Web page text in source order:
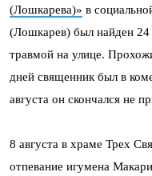
(Лошкарева)» в
(Лошкарев) был найден 24
травмой на улице.
дней священник был в
августа он скончался не
8 августа в храме Трех
отпевание игумена